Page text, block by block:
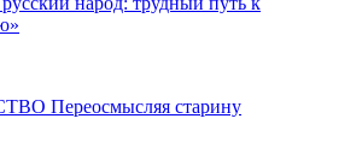
Переосмысляя старину